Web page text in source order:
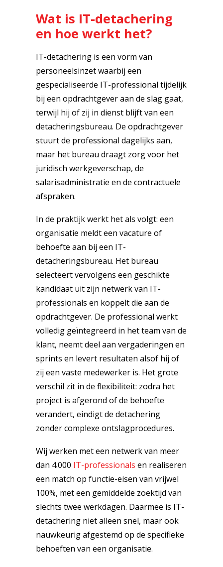
Wat is IT-detachering
en hoe werkt het?
IT-detachering is een vorm van
personeelsinzet waarbij een
gespecialiseerde IT-professional tijdelijk
bij een opdrachtgever aan de slag gaat,
terwijl hij of zij in dienst blijft van een
detacheringsbureau. De opdrachtgever
stuurt de professional dagelijks aan,
maar het bureau draagt zorg voor het
juridisch werkgeverschap, de
salarisadministratie en de contractuele
afspraken.
In de praktijk werkt het als volgt: een
organisatie meldt een vacature of
behoefte aan bij een IT-
detacheringsbureau. Het bureau
selecteert vervolgens een geschikte
kandidaat uit zijn netwerk van IT-
professionals en koppelt die aan de
opdrachtgever. De professional werkt
volledig geïntegreerd in het team van de
klant, neemt deel aan vergaderingen en
sprints en levert resultaten alsof hij of
zij een vaste medewerker is. Het grote
verschil zit in de flexibiliteit: zodra het
project is afgerond of de behoefte
verandert, eindigt de detachering
zonder complexe ontslagprocedures.
Wij werken met een netwerk van meer
dan 4.000 IT-professionals en realiseren
een match op functie-eisen van vrijwel
100%, met een gemiddelde zoektijd van
slechts twee werkdagen. Daarmee is IT-
detachering niet alleen snel, maar ook
nauwkeurig afgestemd op de specifieke
behoeften van een organisatie.